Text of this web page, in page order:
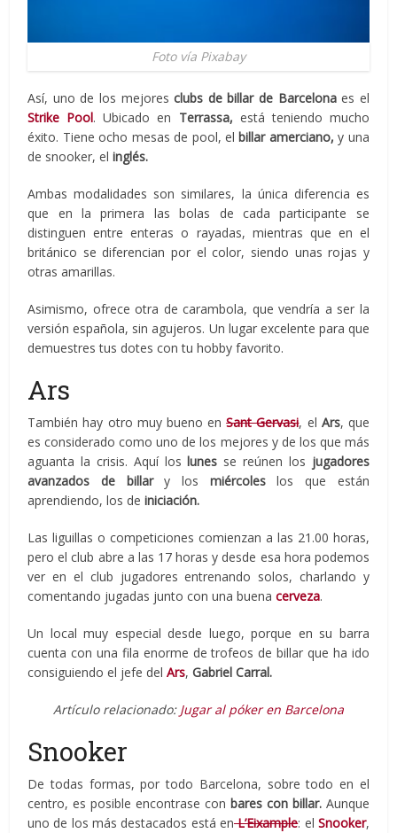
Foto vía Pixabay
Así, uno de los mejores clubs de billar de Barcelonaes el
Strike Pool. Ubicado en Terrassa, está teniendo mucho
éxito. Tiene ocho mesas de pool, el billar amerciano,y una
de snooker, elinglés.
Ambas modalidades son similares, la única diferencia es
que en la primera las bolas de cada participante se
distinguen entre enteras o rayadas, mientras que en el
británico se diferencian por el color, siendo unas rojas y
otras amarillas.
Asimismo, ofrece otra de carambola, que vendría a ser la
versión española, sin agujeros. Un lugar excelente para que
demuestres tus dotes con tu hobby favorito.
Ars
También hay otro muy bueno enSant Gervasi, el Ars, que
es considerado como uno de los mejores y de los que más
aguanta la crisis. Aquí los lunes se reúnen los jugadores
avanzados de billary los miércoleslos que están
aprendiendo, los deiniciación.
Las liguillas o competiciones comienzan a las 21.00 horas,
pero el club abre a las 17 horas y desde esa hora podemos
ver en el club jugadores entrenando solos, charlando y
comentando jugadas junto con una buenacerveza.
Un local muy especial desde luego, porque en su barra
cuenta con una fila enorme de trofeos de billar que ha ido
consiguiendo el jefe delArs,Gabriel Carral.
Artículo relacionado: Jugar al póker en Barcelona
Snooker
De todas formas, por todo Barcelona, sobre todo en el
centro, es posible encontrase con bares con billar.Aunque
uno de los más destacados está enL’Eixample: el Snooker,